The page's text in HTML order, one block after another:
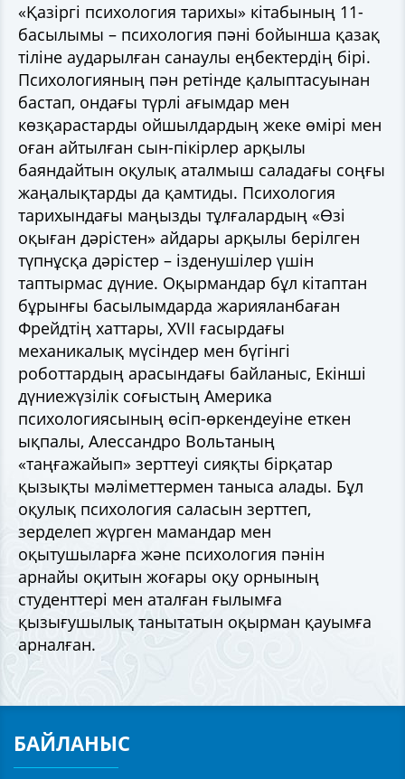
«Қазіргі психология тарихы» кітабының 11-
басылымы – психология пәні бойынша қазақ
тіліне аударылған санаулы еңбектердің бірі.
Психологияның пән ретінде қалыптасуынан
бастап, ондағы түрлі ағымдар мен
көзқарастарды ойшылдардың жеке өмірі мен
оған айтылған сын-пікірлер арқылы
баяндайтын оқулық аталмыш саладағы соңғы
жаңалықтарды да қамтиды. Психология
тарихындағы маңызды тұлғалардың «Өзі
оқыған дәрістен» айдары арқылы берілген
түпнұсқа дәрістер – ізденушілер үшін
таптырмас дүние. Оқырмандар бұл кітаптан
бұрынғы басылымдарда жарияланбаған
Фрейдтің хаттары, XVII ғасырдағы
механикалық мүсіндер мен бүгінгі
роботтардың арасындағы байланыс, Екінші
дүниежүзілік соғыстың Америка
психологиясының өсіп-өркендеуіне еткен
ықпалы, Алессандро Вольтаның
«таңғажайып» зерттеуі сияқты бірқатар
қызықты мәліметтермен таныса алады. Бұл
оқулық психология саласын зерттеп,
зерделеп жүрген мамандар мен
оқытушыларға және психология пәнін
арнайы оқитын жоғары оқу орнының
студенттері мен аталған ғылымға
қызығушылық танытатын оқырман қауымға
арналған.
БАЙЛАНЫС